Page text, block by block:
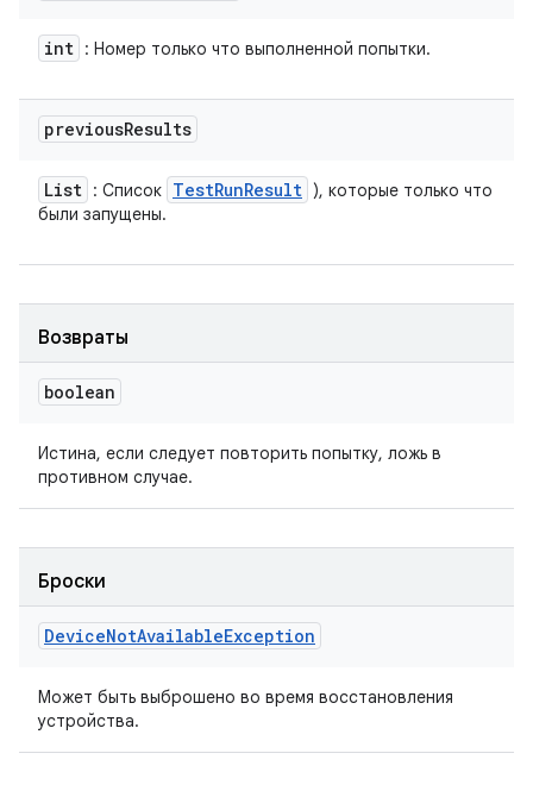
int : Номер только что выполненной попытки.
previousResults
List : Список TestRunResult ), которые только что
были запущены.
Возвраты
boolean
Истина, если следует повторить попытку, ложь в
противном случае.
Броски
DeviceNotAvailableException
Может быть выброшено во время восстановления
устройства.